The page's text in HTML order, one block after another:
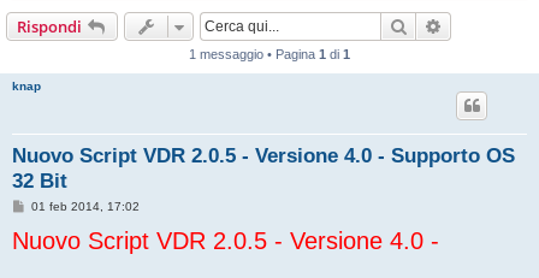
Rispondi Cerca
1 messaggio • Pagina 1 di 1
knap
Nuovo Script VDR 2.0.5 - Versione 4.0 - Supporto OS
32 Bit
M
s
s
01 feb 2014, 17:02
Nuovo Script VDR 2.0.5 - Versione 4.0 -